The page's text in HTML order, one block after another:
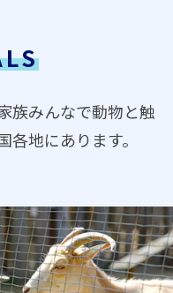
族みんなで動物と触
地にあります。